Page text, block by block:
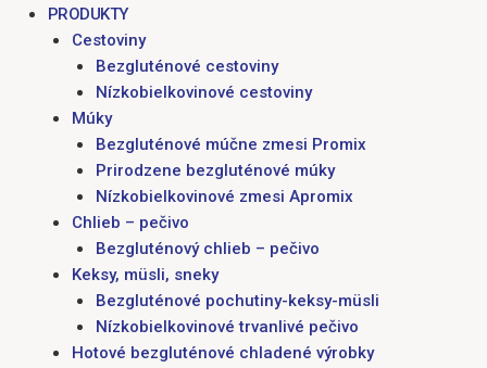
PRODUKTY
Cestoviny
Bezgluténové cestoviny
Nízkobielkovinové cestoviny
Múky
Bezgluténové múčne zmesi Promix
Prirodzene bezgluténové múky
Nízkobielkovinové zmesi Apromix
Chlieb – pečivo
Bezgluténový chlieb – pečivo
Keksy, müsli, sneky
Bezgluténové pochutiny-keksy-müsli
Nízkobielkovinové trvanlivé pečivo
Hotové bezgluténové chladené výrobky